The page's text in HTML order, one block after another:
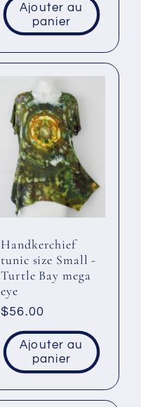
Ajouter au
panier
Handkerchief
tunic size Small -
Turtle Bay mega
eye
Prix
habituel
$56.00
Ajouter au
panier